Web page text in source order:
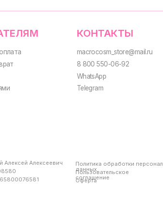
Пользовательское
данных